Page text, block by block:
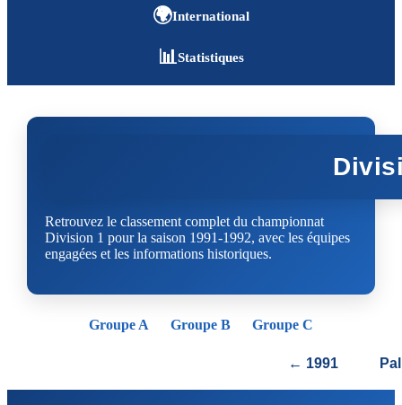
🌍International
📊Statistiques
Retrouvez le classement complet du championnat
Division 1 pour la saison 1991-1992, avec les équipes
engagées et les informations historiques.
Groupe A Groupe B Groupe C
← 1991